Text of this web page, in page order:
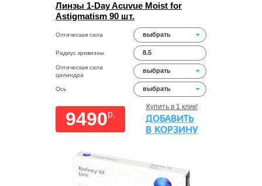
Линзы 1-Day Acuvue Moist for
Astigmatism 90 шт.
Оптическая сила выбрать
Радиус кривизны 8.5
Оптическая сила
цилиндра
выбрать
Ось выбрать
9490p.
Купить в 1 клик!
ДОБАВИТЬ
В КОРЗИНУ